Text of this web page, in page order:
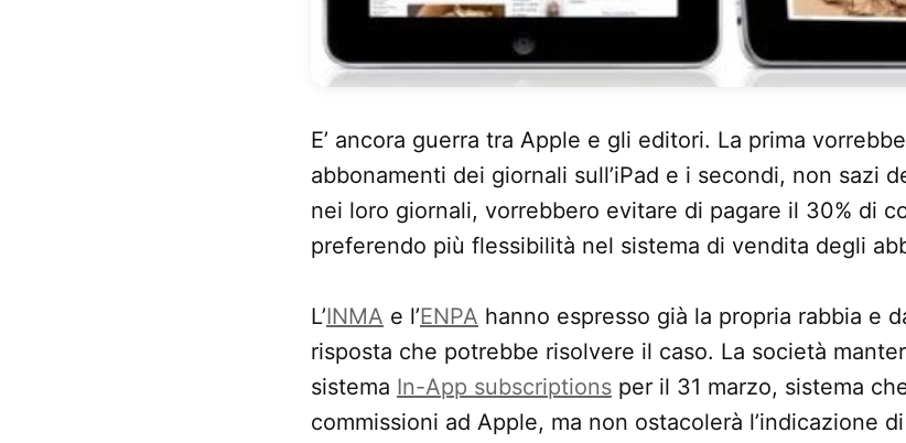
E’ ancora guerra tra Apple e gli editori. La prima
abbonamenti dei giornali sull’iPad e i secondi, non sazi
nei loro giornali, vorrebbero evitare di pagare il 30% di
preferendo più flessibilità nel sistema di vendita degli
L’INMA e l’ENPA hanno espresso già la propria rabbia e
risposta che potrebbe risolvere il caso. La società
sistema In-App subscriptions per il 31 marzo, sistema
commissioni ad Apple, ma non ostacolerà l’indicazione